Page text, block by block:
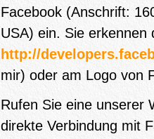
Facebook (Anschrift:
USA) ein. Sie erkennen
http://
mir) oder am Logo von
Rufen Sie eine unserer
direkte Verbindung mit